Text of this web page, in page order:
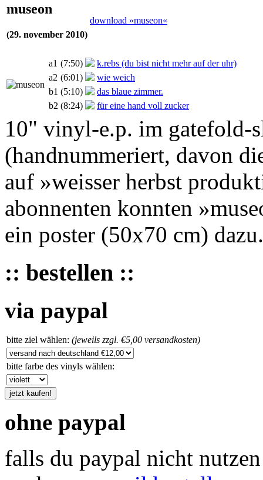
museon
(29. november 2010)
download »museon«
a1 (7:50)
k.rebs (du bist nicht mehr auf der uhr)
a2 (6:01)
wie weich
b1 (5:10)
das blaue zimmer.
b2 (8:24) für eine hand voll zucker
10" vinyl-e.p. im gatefold-
(handnummeriert, davon
auf »weisser herbst
abonnenten konnten
ein poster (50x70 cm) dazu.
:: bestellen ::
via paypal
bitte ziel wählen: (jeweils zzgl. €5,00 versandkosten)
bitte farbe des vinyls wählen:
ohne paypal
falls du paypal nicht